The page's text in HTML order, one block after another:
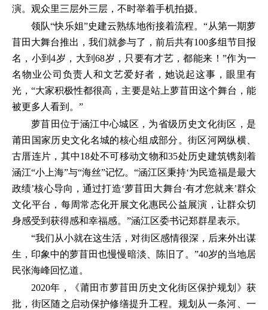
演。观众里三层外三层，不时举着手机拍摄。
领队“快乐姐”史建云熟练地衔接着流程。“从第一期萝
苜田大舞台推出，我们就参与了，前后共有100多组节目报
名，小到4岁，大到68岁，只要有才艺，都能来！”作为一
名物业公司负责人和文艺爱好者，她说起这事，眼里有
光，“大家积极性都很高，主要是站上萝苜田这个舞台，能
被更多人看到。”
萝苜田位于涵江中心城区，为省级历史文化街区，是
莆田国家历史文化名城的核心组成部分。街区河网纵横、
古厝连片，其中18处不可移动文物和35处历史建筑镌刻着
涵江“小上海”与“海丝”记忆。“涵江区秉持‘为民造福是最大
政绩’核心导向，通过打造‘萝苜田大舞台·有才您就来’群众
文化平台，每周常态化开展文化惠民公益展演，让群众切
身感受到获得感和幸福感。”涵江区委书记郑群星表示。
“我们从小就在这生活，对街区感情很深，后来外出谋
生，印象中的萝苜田也慢慢暗淡、陈旧了。”40岁的当地居
民张海峰回忆道。
2020年，《莆田市萝苜田历史文化街区保护规划》获
批，街区随之启动保护修缮提升工程。规划从一条河、一